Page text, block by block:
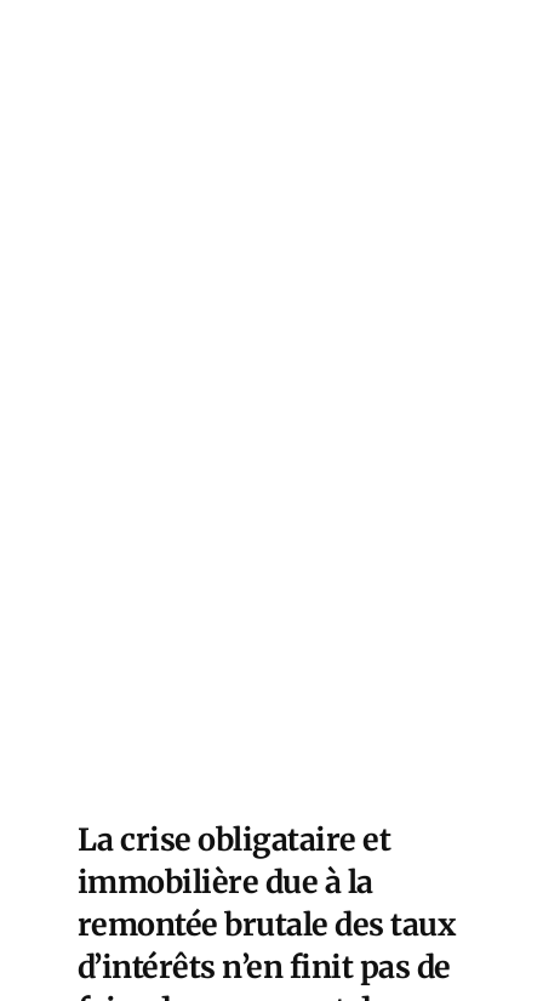
La crise obligataire et
immobilière due à la
remontée brutale des taux
d’intérêts n’en finit pas de